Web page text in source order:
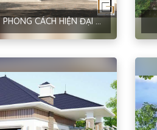
THIẾT KẾ NHÀ MÁI NHẬT PHONG CÁCH HIỆN ĐẠI TẠI HÀ NỘI – ANH ĐINH